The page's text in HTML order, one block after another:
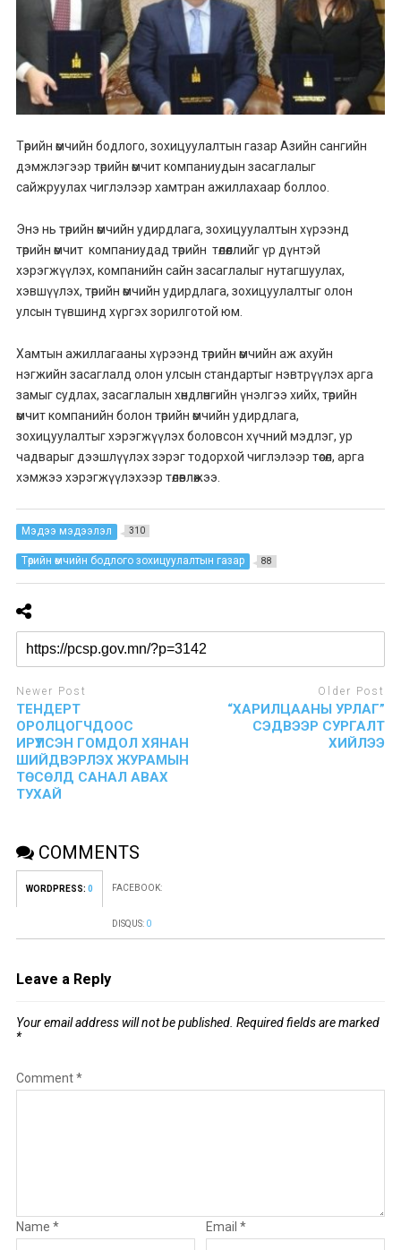
Төрийн өмчийн бодлого, зохицуулалтын газар Азийн сангийн
дэмжлэгээр төрийн өмчит компаниудын засаглалыг
сайжруулах чиглэлээр хамтран ажиллахаар боллоо.
Энэ нь төрийн өмчийн удирдлага, зохицуулалтын хүрээнд
төрийн өмчит компаниудад төрийн төлөөллийг үр дүнтэй
хэрэгжүүлэх, компанийн сайн засаглалыг нутагшуулах,
хэвшүүлэх, төрийн өмчийн удирдлага, зохицуулалтыг олон
улсын түвшинд хүргэх зорилготой юм.
Хамтын ажиллагааны хүрээнд төрийн өмчийн аж ахуйн
нэгжийн засаглалд олон улсын стандартыг нэвтрүүлэх арга
замыг судлах, засаглалын хөндлөнгийн үнэлгээ хийх, төрийн
өмчит компанийн болон төрийн өмчийн удирдлага,
зохицуулалтыг хэрэгжүүлэх боловсон хүчний мэдлэг, ур
чадварыг дээшлүүлэх зэрэг тодорхой чиглэлээр төсөл, арга
хэмжээ хэрэгжүүлэхээр төлөвлөжээ.
Мэдээ мэдээлэл 310
Төрийн өмчийн бодлого зохицуулалтын газар 88
Newer Post
ТЕНДЕРТ
ОРОЛЦОГЧДООС
ИРҮҮЛСЭН ГОМДОЛ ХЯНАН
ШИЙДВЭРЛЭХ ЖУРАМЫН
ТӨСӨЛД САНАЛ АВАХ
ТУХАЙ
Older Post
“ХАРИЛЦААНЫ УРЛАГ”
СЭДВЭЭР СУРГАЛТ
ХИЙЛЭЭ
COMMENTS
WORDPRESS: 0 FACEBOOK:
DISQUS: 0
Leave a Reply
Your email address will not be published. Required fields are marked
*
Comment*
Name * Email*